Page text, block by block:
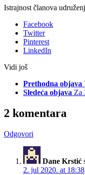
Istrajnost članova
Facebook
Twitter
Pinterest
LinkedIn
Vidi još
Prethodna objava
Sledeća objava Za
2 komentara
Odgovori
Dane Krstić
2. jul 2020. at 18:38